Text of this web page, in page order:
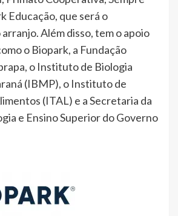
Educação, que será o
Além disso, tem o apoio
o Biopark, a Fundação
o Instituto de Biologia
(IBMP), o Instituto de
(ITAL) e a Secretaria da
e Ensino Superior do Governo